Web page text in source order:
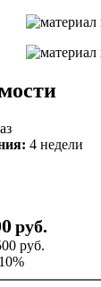
4 недели
руб.
руб.
10%